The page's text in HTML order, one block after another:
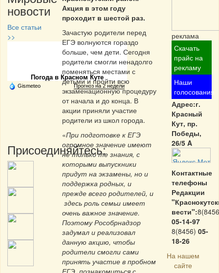
новости
Все статьи
>>
Частная реклама
Погода в Красном Куте
Gismeteo Прогноз на 2 недели
Присоединяйтесь:
Акция в этом году
проходит в шестой раз.
Зачастую родители перед
ЕГЭ волнуются гораздо
больше, чем дети. Сегодня
родители смогли ненадолго
поменяться местами с
детьми и пройти всю
экзаменационную процедуру
от начала и до конца. В
акции приняли участие
родители из школ города.
«При подготовке к ЕГЭ
огромное значение имеют
не только те знания, с
которыми выпускники
придут на экзамены, но и
поддержка родных, и
прежде всего родителей, и
здесь роль семьи имеет
очень важное значение.
Поэтому Рособрнадзор
задумал и реализовал
данную акцию, чтобы
родители смогли сами
принять участие в пробном
реклама
Скачать
прайс на
рекламу
Наши
голосования
Адрес:г.
Красный
Кут, пр.
Победы,
26/5 A
Контактные
телефоны
Редакции
вести":
05-14-97
8(8456) 05-
18-26
На нашем
сайте